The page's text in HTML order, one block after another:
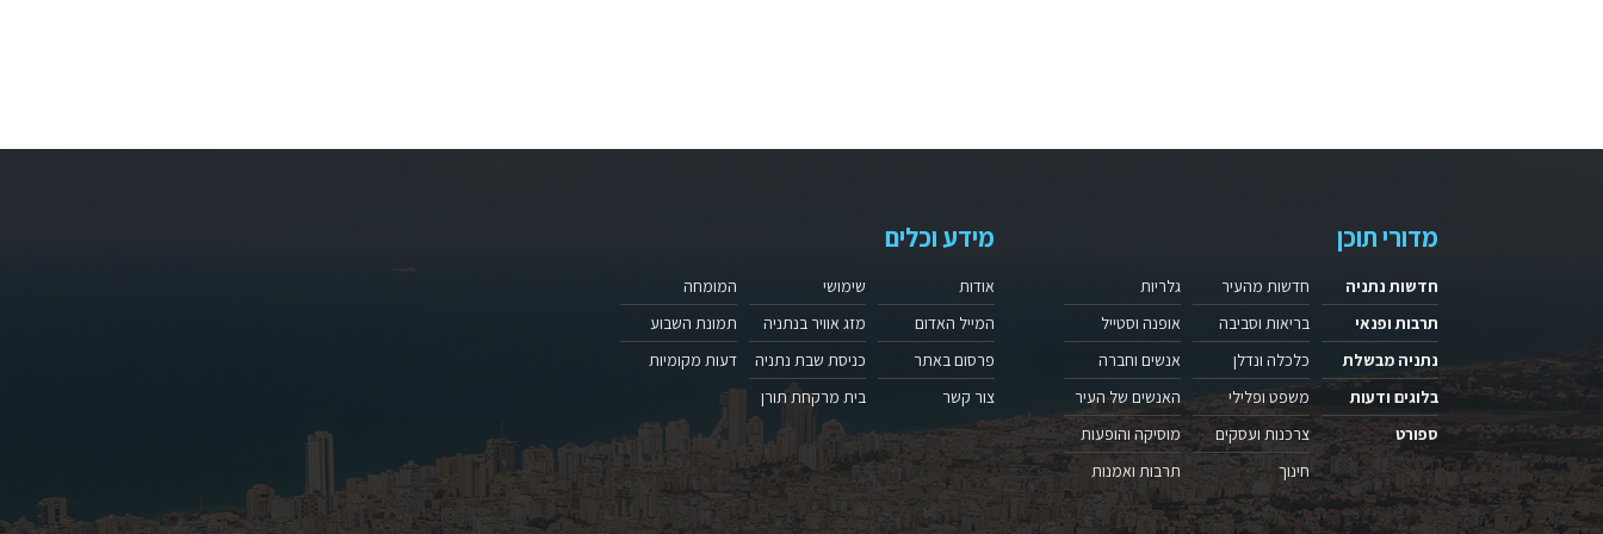
מדורי תוכן
חדשות נתניה
תרבות ופנאי
נתניה מבשלת
בלוגים ודעות
ספורט
חדשות מהעיר
בריאות וסביבה
כלכלה ונדלן
משפט ופלילי
צרכנות ועסקים
חינוך
גלריות
אופנה וסטייל
אנשים וחברה
האנשים של העיר
מוסיקה והופעות
תרבות ואמנות
מידע וכלים
אודות
המייל האדום
פרסום באתר
צור קשר
שימושי
מזג אוויר בנתניה
כניסת שבת נתניה
בית מרקחת תורן
המומחה
תמונת השבוע
דעות מקומיות